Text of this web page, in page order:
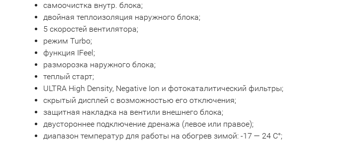
самоочистка внутр. блока;
двойная теплоизоляция наружного блока;
5 скоростей вентилятора;
режим Turbo;
функция IFeel;
разморозка наружного блока;
теплый старт;
ULTRA High Density, Negative Ion и фотокаталитический фильтры;
скрытый дисплей с возможностью его отключения;
защитная накладка на вентили внешнего блока;
двустороннее подключение дренажа (левое или правое);
диапазон температур для работы на обогрев зимой: -17 — 24 С°;